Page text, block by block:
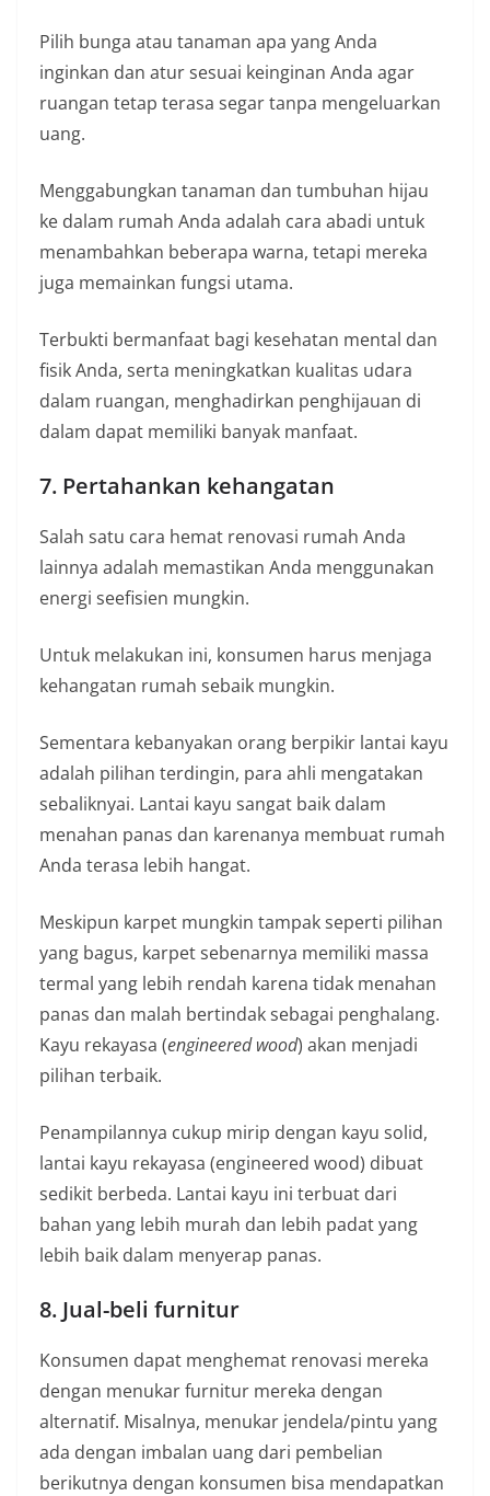
Pilih bunga atau tanaman apa yang Anda
inginkan dan atur sesuai keinginan Anda agar
ruangan tetap terasa segar tanpa mengeluarkan
uang.
Menggabungkan tanaman dan tumbuhan hijau
ke dalam rumah Anda adalah cara abadi untuk
menambahkan beberapa warna, tetapi mereka
juga memainkan fungsi utama.
Terbukti bermanfaat bagi kesehatan mental dan
fisik Anda, serta meningkatkan kualitas udara
dalam ruangan, menghadirkan penghijauan di
dalam dapat memiliki banyak manfaat.
7. Pertahankan kehangatan
Salah satu cara hemat renovasi rumah Anda
lainnya adalah memastikan Anda menggunakan
energi seefisien mungkin.
Untuk melakukan ini, konsumen harus menjaga
kehangatan rumah sebaik mungkin.
Sementara kebanyakan orang berpikir lantai kayu
adalah pilihan terdingin, para ahli mengatakan
sebaliknyai. Lantai kayu sangat baik dalam
menahan panas dan karenanya membuat rumah
Anda terasa lebih hangat.
Meskipun karpet mungkin tampak seperti pilihan
yang bagus, karpet sebenarnya memiliki massa
termal yang lebih rendah karena tidak menahan
panas dan malah bertindak sebagai penghalang.
Kayu rekayasa (engineered wood) akan menjadi
pilihan terbaik.
Penampilannya cukup mirip dengan kayu solid,
lantai kayu rekayasa (engineered wood) dibuat
sedikit berbeda. Lantai kayu ini terbuat dari
bahan yang lebih murah dan lebih padat yang
lebih baik dalam menyerap panas.
8. Jual-beli furnitur
Konsumen dapat menghemat renovasi mereka
dengan menukar furnitur mereka dengan
alternatif. Misalnya, menukar jendela/pintu yang
ada dengan imbalan uang dari pembelian
berikutnya dengan konsumen bisa mendapatkan